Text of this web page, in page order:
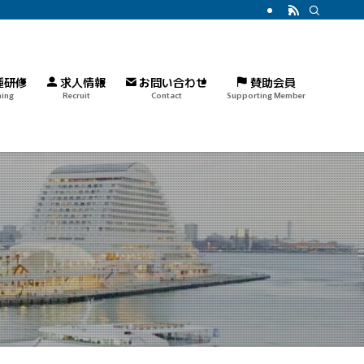
研修 求人情報
Recruit
お問い合わせ
Contact
賛助会員
Supporting Member